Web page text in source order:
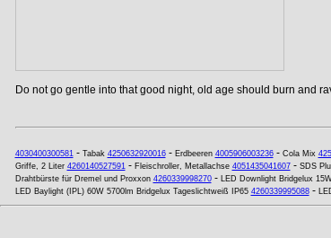
Do not go gentle into that good night, old age should burn and
4030400300581- Tabak 4250632920016- Erdbeeren 4005906003236- Cola Mix
Griffe, 2 Liter 4260140527591- Fleischroller, Metallachse 4051435041607- SDS
Drahtbürste für Dremel und Proxxon 4260339998270- LED Downlight Bridgelux
LED Baylight (IPL) 60W 5700lm Bridgelux Tageslichtweiß IP65 4260339995088-